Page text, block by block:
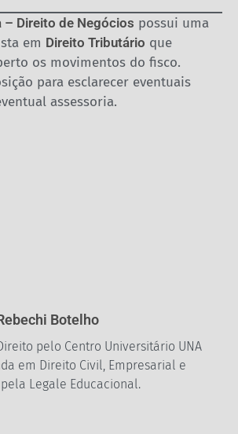
– Direito de Negócios possui uma
em Direito Tributário que
os movimentos do fisco.
para esclarecer eventuais
assessoria.
Botelho
pelo Centro Universitário UNA
em Direito Civil, Empresarial e
Legale Educacional.